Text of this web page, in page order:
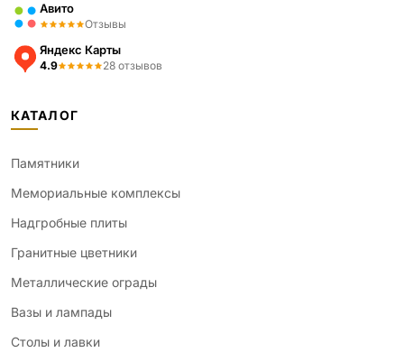
Авито
Отзывы
Яндекс Карты
4.9 28 отзывов
КАТАЛОГ
Памятники
Мемориальные комплексы
Надгробные плиты
Гранитные цветники
Металлические ограды
Вазы и лампады
Столы и лавки